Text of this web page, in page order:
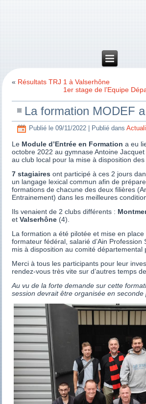
« Résultats TRJ 1 à Valserhône
1er stage de l’Equipe
La formation MODEF
Publié le 09/11/2022 Publié dans
Le Module d’Entrée en Formation a eu
octobre 2022 au gymnase Antoine
au club local pour la mise à disposition des
7 stagiaires ont participé à ces 2 jours
un langage lexical commun afin de
formations de chacune des deux filières
Entrainement) dans les meilleures
Ils venaient de 2 clubs différents :
etValserhône (4).
La formation a été pilotée et mise en place
formateur fédéral, salarié d’Ain Profession
mis à disposition au comité départemental
Merci à tous les participants pour leur
rendez-vous très vite sur d’autres temps
Au vu de la forte demande sur cette
session devrait être organisée en seconde